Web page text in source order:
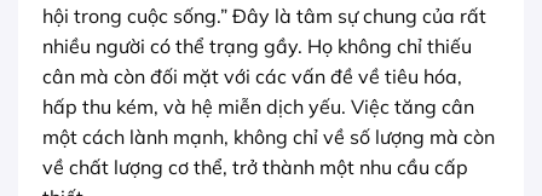
hội trong cuộc sống.” Đây là tâm sự chung của rất
nhiều người có thể trạng gầy. Họ không chỉ thiếu
cân mà còn đối mặt với các vấn đề về tiêu hóa,
hấp thu kém, và hệ miễn dịch yếu. Việc tăng cân
một cách lành mạnh, không chỉ về số lượng mà còn
về chất lượng cơ thể, trở thành một nhu cầu cấp